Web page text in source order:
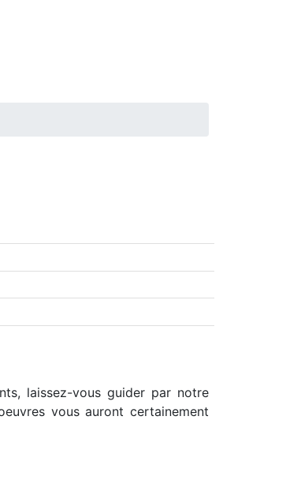
laissez-vous guider par notre
vous auront certainement